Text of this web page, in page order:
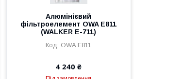
Алюмінієвий
фільтроелемент OWA E811
(WALKER E-711)
OWA E811
4 240 ₴